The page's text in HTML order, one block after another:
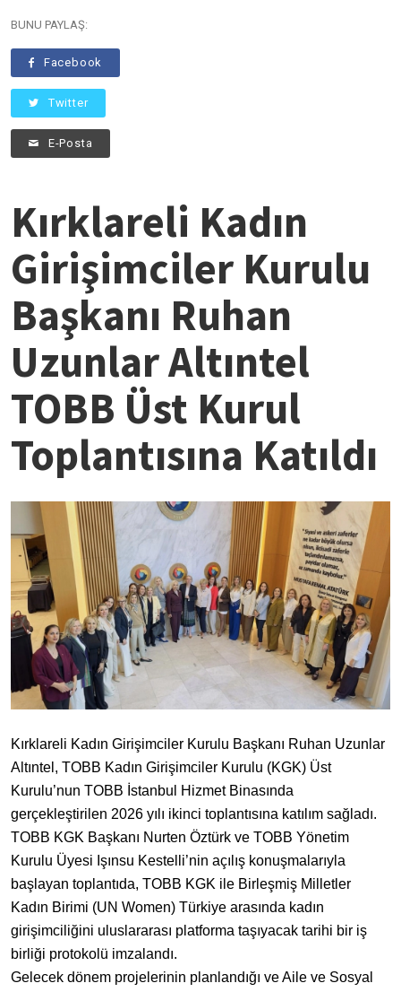
BUNU PAYLAŞ:
Facebook
Twitter
E-Posta
Kırklareli Kadın
Girişimciler Kurulu
Başkanı Ruhan
Uzunlar Altıntel
TOBB Üst Kurul
Toplantısına Katıldı
Kırklareli Kadın Girişimciler Kurulu Başkanı Ruhan Uzunlar
Altıntel, TOBB Kadın Girişimciler Kurulu (KGK) Üst
Kurulu’nun TOBB İstanbul Hizmet Binasında
gerçekleştirilen 2026 yılı ikinci toplantısına katılım sağladı.
​TOBB KGK Başkanı Nurten Öztürk ve TOBB Yönetim
Kurulu Üyesi Işınsu Kestelli’nin açılış konuşmalarıyla
başlayan toplantıda, TOBB KGK ile Birleşmiş Milletler
Kadın Birimi (UN Women) Türkiye arasında kadın
girişimciliğini uluslararası platforma taşıyacak tarihi bir iş
birliği protokolü imzalandı.
​Gelecek dönem projelerinin planlandığı ve Aile ve Sosyal